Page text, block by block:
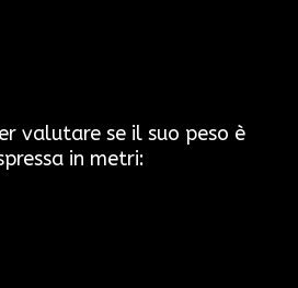
valutare se il suo peso è
in metri: